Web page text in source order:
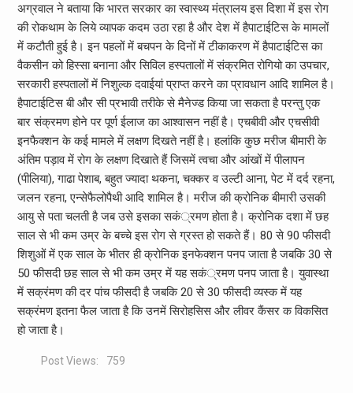
अग्रवाल ने बताया कि भारत सरकार का स्वास्थ्य मंत्रालय इस दिशा में इस रोग
की रोकथाम के लिये व्यापक कदम उठा रहा है और देश में हैपाटाईटिस के मामलों
में कटौती हुई है। इन पहलों में बचपन के दिनों में टीकाकरण में हैपाटाईटिस का
वैकसीन को हिस्सा बनाना और सिविल हस्पतालों में संक्रमित रोगियो का उपचार,
सरकारी हस्पतालों में निशुल्क दवाईयां प्राप्त करने का प्रावधान आदि शामिल है।
हैपाटाईटिस बी और सी प्रभावी तरीके से मैनेज्ड किया जा सकता है परन्तु एक
बार संक्रमण होने पर पूर्ण ईलाज का आश्वासन नहीं है। एचबीवी और एचसीवी
इनफैक्शन के कई मामले में लक्षण दिखते नहीं है। हलांकि कुछ मरीज बीमारी के
अंतिम पड़ाव में रोग के लक्षण दिखाते हैं जिसमें त्वचा और आंखों में पीलापन
(पीलिया), गाढा पेशाब, बहुत ज्यादा थकना, चक्कर व उल्टी आना, पेट में दर्द रहना,
जलन रहना, एन्सेफैलोपैथी आदि शामिल है। मरीज की क्रोनिक बीमारी उसकी
आयु से पता चलती है जब उसे इसका सकं्रमण होता है। क्रोनिक दशा में छह
साल से भी कम उम्र के बच्चे इस रोग से ग्रस्त हो सकते हैं। 80 से 90 फीसदी
शिशुओं में एक साल के भीतर ही क्रोनिक इनफेक्शन पनप जाता है जबकि 30 से
50 फीसदी छह साल से भी कम उम्र में यह सकं्रमण पनप जाता है। युवास्था
में सक्रंमण की दर पांच फीसदी है जबकि 20 से 30 फीसदी व्यस्क में यह
सक्रंमण इतना फैल जाता है कि उनमें सिरोहसिस और लीवर कैंसर क विकसित
हो जाता है।
Post Views: 759